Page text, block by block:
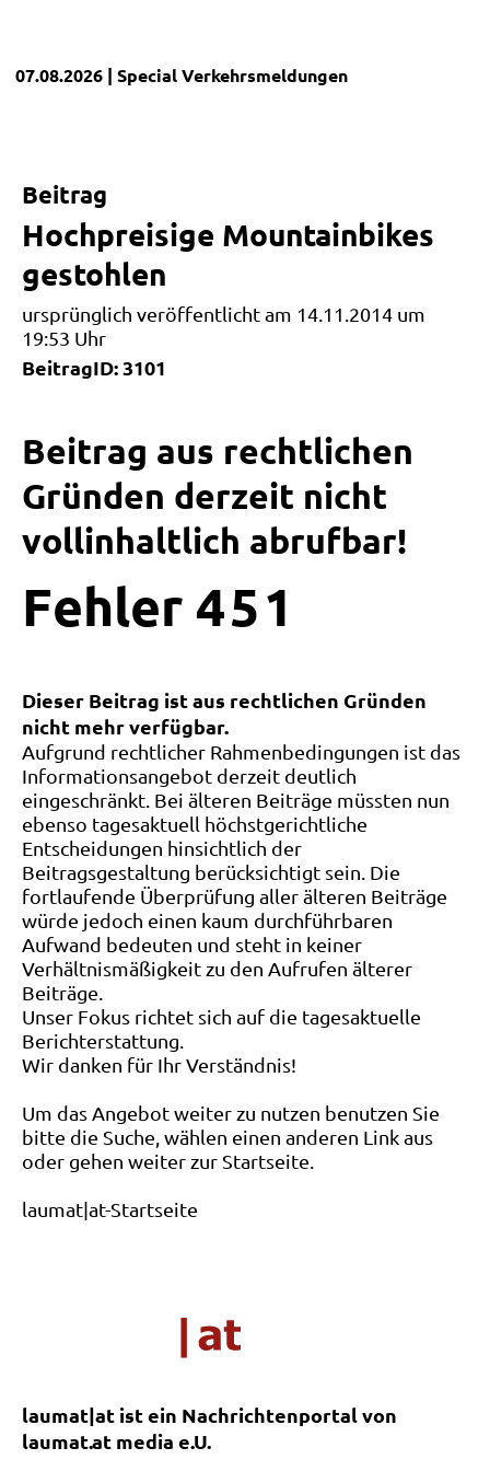
07.08.2026 | SpecialVerkehrsmeldungen
Beitrag
Hochpreisige Mountainbikes
gestohlen
ursprünglich veröffentlicht am 14.11.2014 um
19:53 Uhr
BeitragID: 3101
Beitrag aus rechtlichen
Gründen derzeit nicht
vollinhaltlich abrufbar!
Fehler 4 5 1
Dieser Beitrag ist aus rechtlichen Gründen
nicht mehr verfügbar.
Aufgrund rechtlicher Rahmenbedingungen ist das
Informationsangebot derzeit deutlich
eingeschränkt. Bei älteren Beiträge müssten nun
ebenso tagesaktuell höchstgerichtliche
Entscheidungen hinsichtlich der
Beitragsgestaltung berücksichtigt sein. Die
fortlaufende Überprüfung aller älteren Beiträge
würde jedoch einen kaum durchführbaren
Aufwand bedeuten und steht in keiner
Verhältnismäßigkeit zu den Aufrufen älterer
Beiträge.
Unser Fokus richtet sich auf die tagesaktuelle
Berichterstattung.
Wir danken für Ihr Verständnis!
Um das Angebot weiter zu nutzen benutzen Sie
bitte die Suche, wählen einen anderen Link aus
oder gehen weiter zur Startseite.
laumat|at-Startseite
laumat|at ist ein Nachrichtenportal von
laumat.at media e.U.